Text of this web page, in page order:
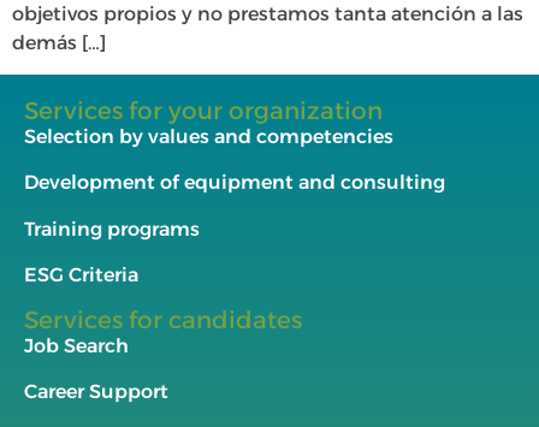
objetivos propios y no prestamos tanta atención a las
demás […]
Services for your organization
Selection by values and competencies
Development of equipment and consulting
Training programs
ESG Criteria
Services for candidates
Job Search
Career Support